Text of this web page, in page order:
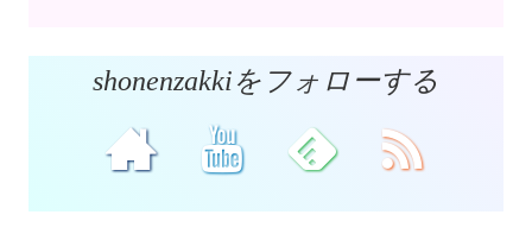
shonenzakkiをフォローする